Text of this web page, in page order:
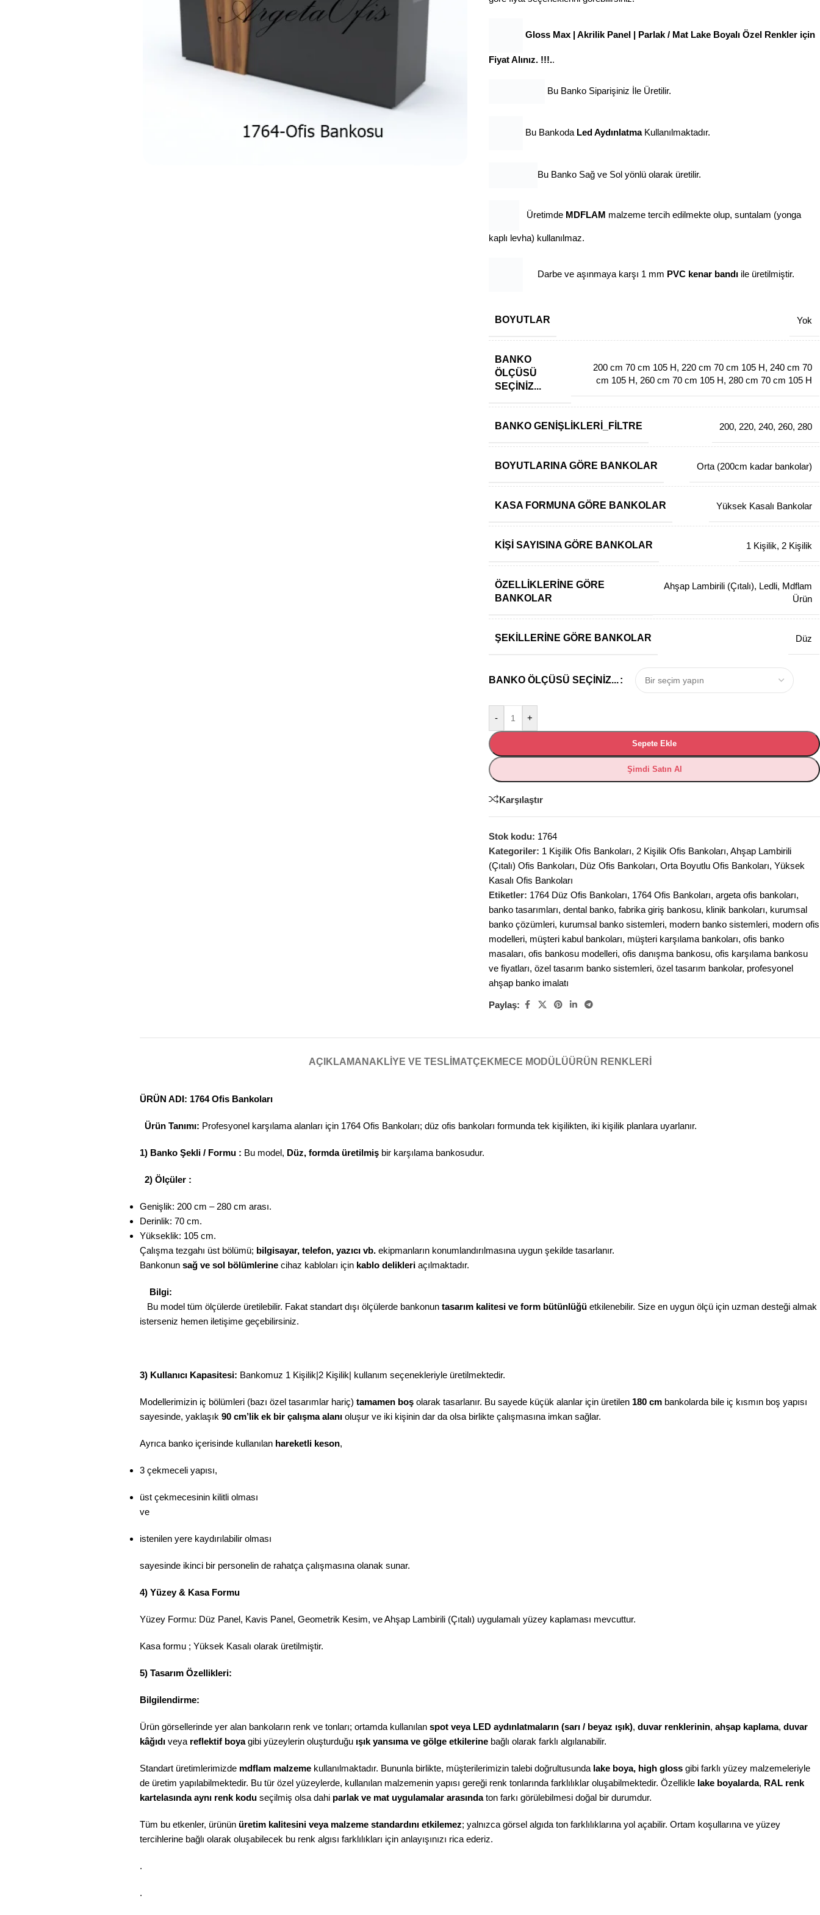
Gloss Max | Akrilik Panel | Parlak / Mat Lake Boyalı Özel Renkler için
Fiyat Alınız. !!!..
Bu Banko Siparişiniz İle Üretilir.
Bu Bankoda Led AydınlatmaKullanılmaktadır.
Bu Banko Sağ ve Sol yönlü olarak üretilir.
Üretimde MDFLAM malzeme tercih edilmekte olup, suntalam (yonga
kaplı levha) kullanılmaz.
Darbe ve aşınmaya karşı 1 mm PVC kenar bandı ile üretilmiştir.
BOYUTLAR Yok
BANKO
ÖLÇÜSÜ
SEÇINIZ...
200 cm 70 cm 105 H, 220 cm 70 cm 105 H, 240 cm 70
cm 105 H, 260 cm 70 cm 105 H, 280 cm 70 cm 105 H
BANKO GENIŞLIKLERI_FILTRE 200, 220, 240, 260, 280
BOYUTLARINA GÖRE BANKOLAR Orta (200cm kadar bankolar)
KASA FORMUNA GÖRE BANKOLAR Yüksek Kasalı Bankolar
KIŞI SAYISINA GÖRE BANKOLAR 1 Kişilik, 2 Kişilik
ÖZELLIKLERINE GÖRE
BANKOLAR
Ahşap Lambirili (Çıtalı), Ledli, Mdflam
Ürün
ŞEKILLERINE GÖRE BANKOLAR Düz
BANKO ÖLÇÜSÜ SEÇINIZ...
- +
Sepete Ekle
Şimdi Satın Al
Karşılaştır
Stok kodu: 1764
Kategoriler: 1 Kişilik Ofis Bankoları, 2 Kişilik Ofis Bankoları, Ahşap Lambirili
(Çıtalı) Ofis Bankoları, Düz Ofis Bankoları, Orta Boyutlu Ofis Bankoları, Yüksek
Kasalı Ofis Bankoları
Etiketler: 1764 Düz Ofis Bankoları, 1764 Ofis Bankoları, argeta ofis bankoları,
banko tasarımları, dental banko, fabrika giriş bankosu, klinik bankoları, kurumsal
banko çözümleri, kurumsal banko sistemleri, modern banko sistemleri, modern ofis
modelleri, müşteri kabul bankoları, müşteri karşılama bankoları, ofis banko
masaları, ofis bankosu modelleri, ofis danışma bankosu, ofis karşılama bankosu
ve fiyatları, özel tasarım banko sistemleri, özel tasarım bankolar, profesyonel
ahşap banko imalatı
Paylaş:
AÇIKLAMA NAKLIYE VE TESLIMATÇEKMECE MODÜLÜÜRÜN RENKLERI
ÜRÜN ADI: 1764 Ofis Bankoları
Ürün Tanımı: Profesyonel karşılama alanları için 1764 Ofis Bankoları; düz ofis bankoları formunda tek kişilikten, iki kişilik planlara uyarlanır.
1) Banko Şekli / Formu : Bu model, Düz, formda üretilmiş bir karşılama bankosudur.
2) Ölçüler :
Genişlik: 200 cm – 280 cm arası.
Derinlik: 70 cm.
Yükseklik: 105 cm.
Çalışma tezgahı üst bölümü; bilgisayar, telefon, yazıcı vb. ekipmanların konumlandırılmasına uygun şekilde tasarlanır.
Bankonun sağ ve sol bölümlerine cihaz kabloları için kablo delikleri açılmaktadır.
Bilgi:
Bu model tüm ölçülerde üretilebilir. Fakat standart dışı ölçülerde bankonun tasarım kalitesi ve form bütünlüğü etkilenebilir. Size en uygun ölçü için uzman desteği almak
isterseniz hemen iletişime geçebilirsiniz.
3) Kullanıcı Kapasitesi: Bankomuz 1 Kişilik|2 Kişilik| kullanım seçenekleriyle üretilmektedir.
Modellerimizin iç bölümleri (bazı özel tasarımlar hariç) tamamen boş olarak tasarlanır. Bu sayede küçük alanlar için üretilen 180 cm bankolarda bile iç kısmın boş yapısı
sayesinde, yaklaşık 90 cm’lik ek bir çalışma alanı oluşur ve iki kişinin dar da olsa birlikte çalışmasına imkan sağlar.
Ayrıca banko içerisinde kullanılan hareketli keson,
3 çekmeceli yapısı,
üst çekmecesinin kilitli olması
ve
istenilen yere kaydırılabilir olması
sayesinde ikinci bir personelin de rahatça çalışmasına olanak sunar.
4) Yüzey & Kasa Formu
Yüzey Formu: Düz Panel, Kavis Panel, Geometrik Kesim, ve Ahşap Lambirili (Çıtalı) uygulamalı yüzey kaplaması mevcuttur.
Kasa formu ; Yüksek Kasalı olarak üretilmiştir.
5) Tasarım Özellikleri:
Bilgilendirme:
Ürün görsellerinde yer alan bankoların renk ve tonları; ortamda kullanılan spot veya LED aydınlatmaların (sarı / beyaz ışık), duvar renklerinin, ahşap kaplama, duvar
kâğıdı veya reflektif boyagibi yüzeylerin oluşturduğu ışık yansıma ve gölge etkilerine bağlı olarak farklı algılanabilir.
Standart üretimlerimizde mdflam malzeme kullanılmaktadır. Bununla birlikte, müşterilerimizin talebi doğrultusunda lake boya, high gloss gibi farklı yüzey malzemeleriyle
de üretim yapılabilmektedir. Bu tür özel yüzeylerde, kullanılan malzemenin yapısı gereği renk tonlarında farklılıklar oluşabilmektedir. Özellikle lake boyalarda, RAL renk
kartelasında aynı renk kodu seçilmiş olsa dahi parlak ve mat uygulamalar arasındaton farkı görülebilmesi doğal bir durumdur.
Tüm bu etkenler, ürünün üretim kalitesini veya malzeme standardını etkilemez; yalnızca görsel algıda ton farklılıklarına yol açabilir. Ortam koşullarına ve yüzey
tercihlerine bağlı olarak oluşabilecek bu renk algısı farklılıkları için anlayışınızı rica ederiz.
.
.